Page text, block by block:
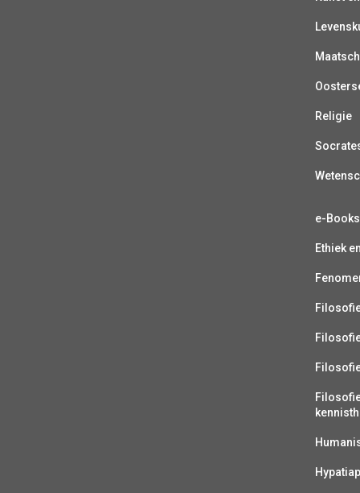
Religie
e-Books
Ethiek